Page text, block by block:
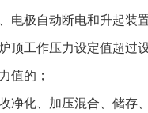
电极自动断电和升起装
顶工作压力设定值超
值的；
净化、加压混合、储